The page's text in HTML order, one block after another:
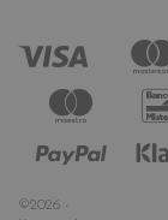
©2026 -